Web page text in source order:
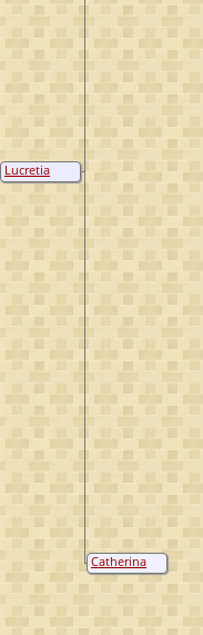
Lucretia
Craeyvanger
Catherina
Engelen